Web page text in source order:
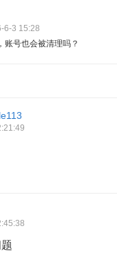
6-3 15:28
账号也会被清理吗？